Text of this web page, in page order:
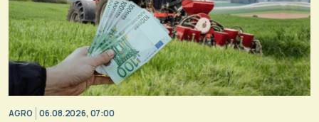
AGRO 06.08.2026, 07:00